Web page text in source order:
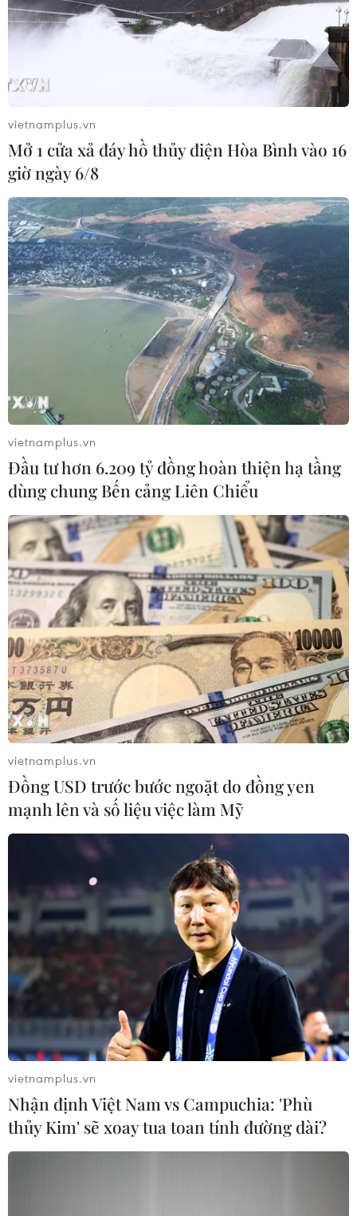
ký kết Đối tác Kết nối EU-Armenia.
#Liên minh cầm quyền Armenia
Lưu bài viết
Copy link
EU-Armenia thiết lập đối tác kết nối, mở rộng hợp
tác
05/05/2026 12:02
Một trong những điểm nhấn của Hội nghị thượng đỉnh đầu tiên giữa Liên
minh châu Âu (EU)-Armenia là việc ký kết Đối tác Kết nối EU-Armenia.
Armenia và Azerbaijan ghi nhận bước tiến lịch sử
hậu xung đột
19/12/2025 23:50
Một đoàn tàu chở khoảng 1.300 tấn xăng do Azerbaijan sản xuất đã đi qua
Gruzia để vào Armenia và Armenia ca ngợi đây là bước đi lịch sử trong tiến
trình giải quyết hậu xung đột.
vietnamplus.vn
Mở 1 cửa xả đáy hồ thủy điện Hòa Bình vào 16
giờ ngày 6/8
vietnamplus.vn
Đầu tư hơn 6.209 tỷ đồng hoàn thiện hạ tầng
dùng chung Bến cảng Liên Chiểu
vietnamplus.vn
Đồng USD trước bước ngoặt do đồng yen
mạnh lên và số liệu việc làm Mỹ
vietnamplus.vn
Nhận định Việt Nam vs Campuchia: 'Phù
thủy Kim' sẽ xoay tua toan tính đường dài?